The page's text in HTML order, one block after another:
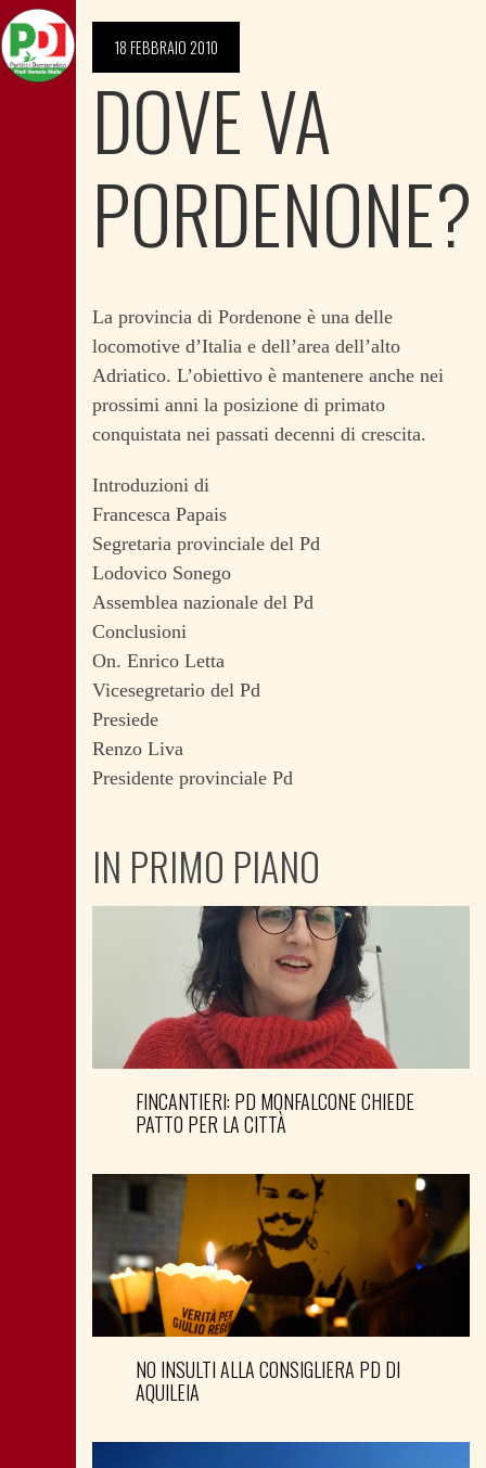
18 FEBBRAIO 2010
DOVE VA
PORDENONE?
La provincia di Pordenone è una delle
locomotive d’Italia e dell’area dell’alto
Adriatico. L’obiettivo è mantenere anche nei
prossimi anni la posizione di primato
conquistata nei passati decenni di crescita.
Introduzioni di
Francesca Papais
Segretaria provinciale del Pd
Lodovico Sonego
Assemblea nazionale del Pd
Conclusioni
On. Enrico Letta
Vicesegretario del Pd
Presiede
Renzo Liva
Presidente provinciale Pd
IN PRIMO PIANO
FINCANTIERI: PD MONFALCONE CHIEDE
PATTO PER LA CITTÀ
NO INSULTI ALLA CONSIGLIERA PD DI
AQUILEIA